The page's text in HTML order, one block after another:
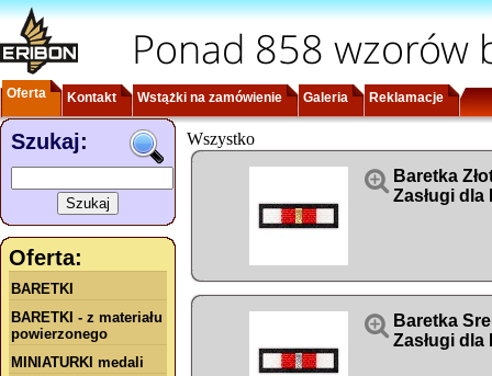
Ponad 858 wzorów
Oferta Kontakt Wstążki na zamówienie Galeria Reklamacje
Szukaj:
Oferta:
BARETKI
BARETKI - z materiału
powierzonego
MINIATURKI medali
Wszystko
 Baretka
Zasługi dla
 Baretka
Zasługi dla